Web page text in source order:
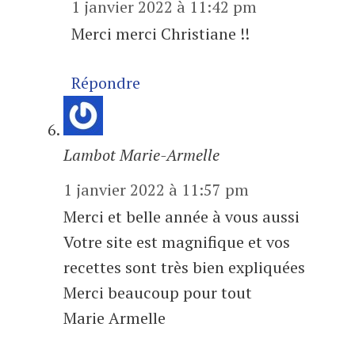
1 janvier 2022 à 11:42 pm
Merci merci Christiane !!
Répondre
Lambot Marie-Armelle
1 janvier 2022 à 11:57 pm
Merci et belle année à vous aussi
Votre site est magnifique et vos
recettes sont très bien expliquées
Merci beaucoup pour tout
Marie Armelle